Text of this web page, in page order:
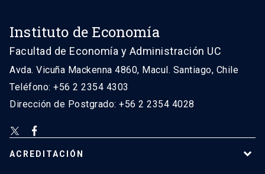
Instituto de Economía
Facultad de Economía y Administración UC
Avda. Vicuña Mackenna 4860, Macul. Santiago, Chile
Teléfono: +56 2 2354 4303
Dirección de Postgrado: +56 2 2354 4028
ACREDITACIÓN